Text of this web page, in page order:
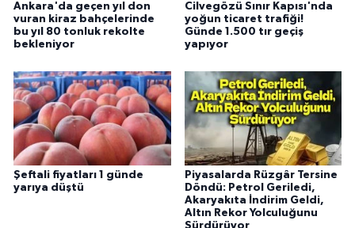
Ankara'da geçen yıl don
vuran kiraz bahçelerinde
bu yıl 80 tonluk rekolte
bekleniyor
Cilvegözü Sınır Kapısı'nda
yoğun ticaret trafiği!
Günde 1.500 tır geçiş
yapıyor
Şeftali fiyatları 1 günde
yarıya düştü
Piyasalarda Rüzgâr Tersine
Döndü: Petrol Geriledi,
Akaryakıta İndirim Geldi,
Altın Rekor Yolculuğunu